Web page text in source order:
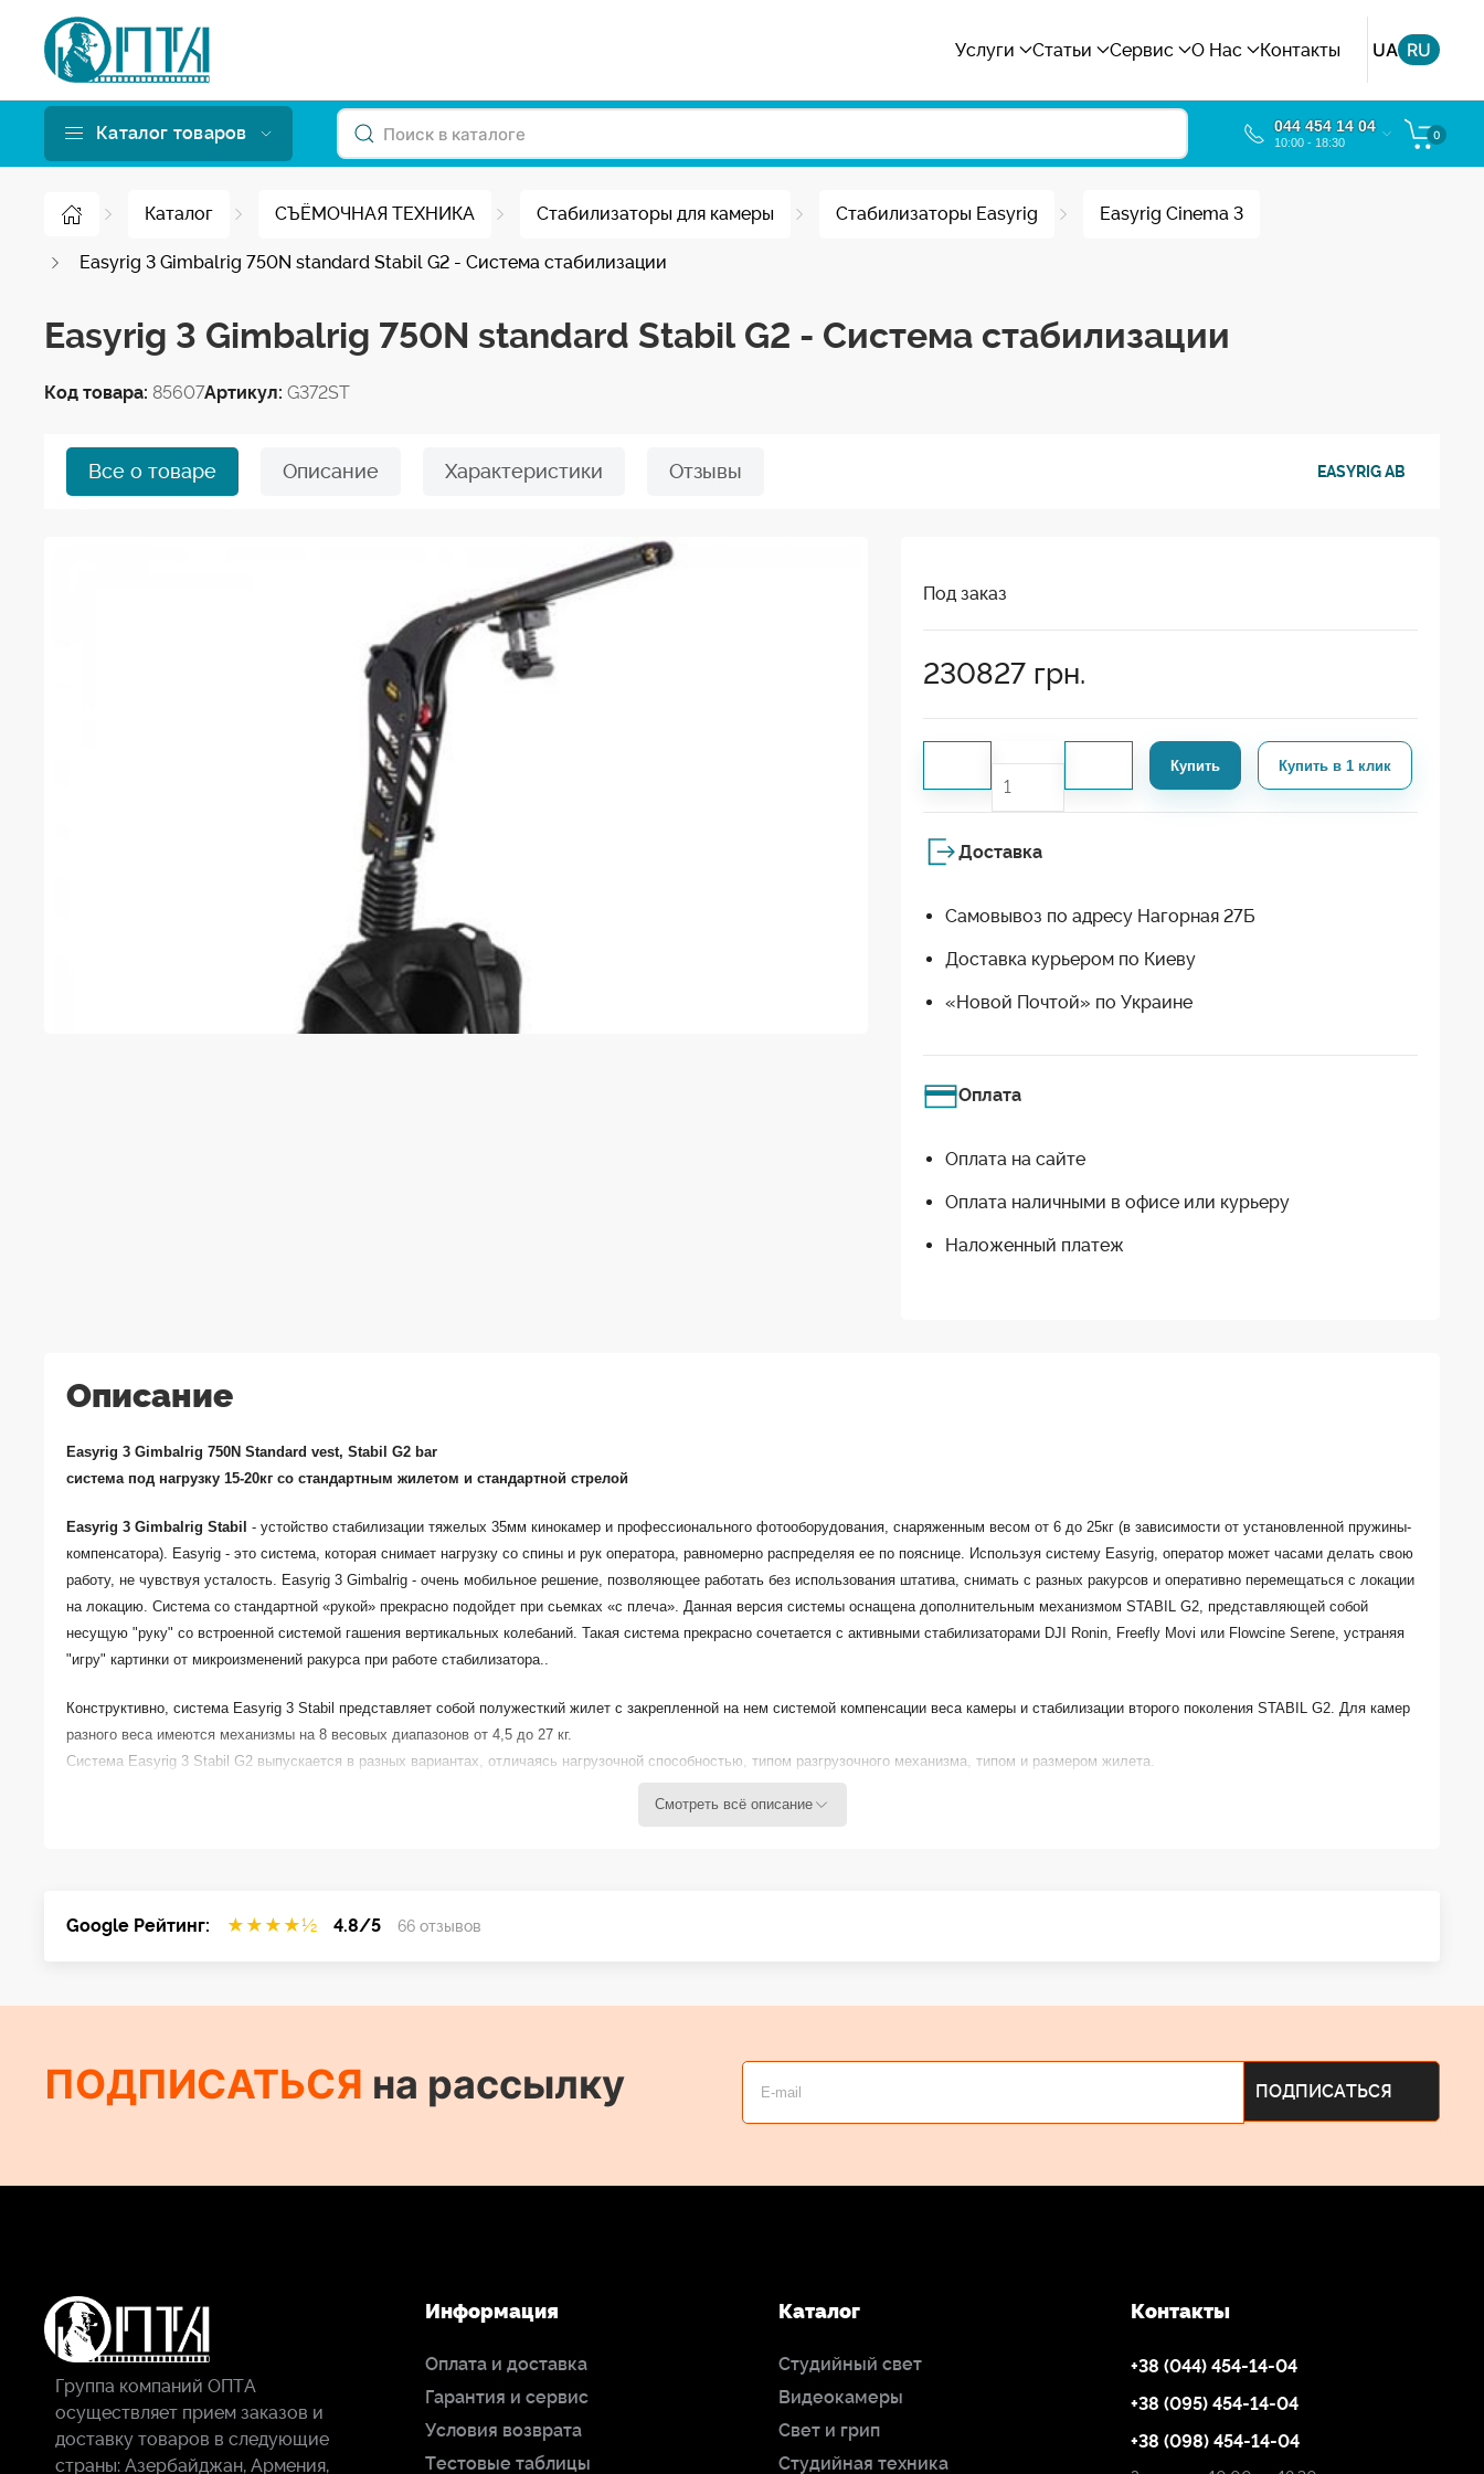
Услуги Статьи Сервис О Нас Контакты UA RU
Каталог товаров 044 454 14 04
10:00 - 18:30
0
Каталог СЪЁМОЧНАЯ ТЕХНИКА Стабилизаторы для камеры Стабилизаторы Easyrig Easyrig Cinema 3
Easyrig 3 Gimbalrig 750N standard Stabil G2 - Система стабилизации
Easyrig 3 Gimbalrig 750N standard Stabil G2 - Система стабилизации
Код товара: 85607Артикул: G372ST
Все о товаре Описание Характеристики Отзывы EASYRIG AB
Под заказ
230827 грн.
Купить Купить в 1 клик
Доставка
Самовывоз по адресу Нагорная 27Б
Доставка курьером по Киеву
«Новой Почтой» по Украине
Оплата
Оплата на сайте
Оплата наличными в офисе или курьеру
Наложенный платеж
Описание
Easyrig 3 Gimbalrig 750N Standard vest, Stabil G2 bar
система под нагрузку 15-20кг со стандартным жилетом и стандартной стрелой
Easyrig 3 Gimbalrig Stabil - устойство стабилизации тяжелых 35мм кинокамер и профессионального фотооборудования, снаряженным весом от 6 до 25кг (в зависимости от установленной пружины-
компенсатора). Easyrig - это система, которая снимает нагрузку со спины и рук оператора, равномерно распределяя ее по пояснице. Используя систему Easyrig, оператор может часами делать свою
работу, не чувствуя усталость. Easyrig 3 Gimbalrig - очень мобильное решение, позволяющее работать без использования штатива, снимать с разных ракурсов и оперативно перемещаться с локации
на локацию. Система со стандартной «рукой» прекрасно подойдет при сьемках «с плеча». Данная версия системы оснащена дополнительным механизмом STABIL G2, представляющей собой
несущую "руку" со встроенной системой гашения вертикальных колебаний. Такая система прекрасно сочетается с активными стабилизаторами DJI Ronin, Freefly Movi или Flowcine Serene, устраняя
"игру" картинки от микроизменений ракурса при работе стабилизатора..
Конструктивно, система Easyrig 3 Stabil представляет собой полужесткий жилет с закрепленной на нем системой компенсации веса камеры и стабилизации второго поколения STABIL G2. Для камер
разного веса имеются механизмы на 8 весовых диапазонов от 4,5 до 27 кг.
Система Easyrig 3 Stabil G2 выпускается в разных вариантах, отличаясь нагрузочной способностью, типом разгрузочного механизма, типом и размером жилета.
Размер жилета: small, standard, large (малый 58-110см*, стандартный 80-130см*, большой 100-150см*)
Длина подвеса: ... 88 см
Размеры жилета: ... стандартный (охват бедер 80-130см)
Смотреть всё описание
Google Рейтинг: ★ ★ ★ ★½ 4.8/5 66 отзывов
ПОДПИСАТЬСЯ на рассылку
Группа компаний ОПТА
осуществляет прием заказов и
доставку товаров в следующие
страны: Азербайджан, Армения,
Информация
Оплата и доставка
Гарантия и сервис
Условия возврата
Тестовые таблицы
Каталог
Студийный свет
Видеокамеры
Свет и грип
Студийная техника
Контакты
+38 (044) 454-14-04
+38 (095) 454-14-04
+38 (098) 454-14-04